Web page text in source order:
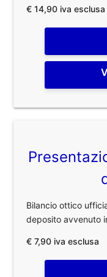
€ 14,90 iva esclusa
Bilancio ottico
deposito avvenuto
€ 7,90 iva esclusa